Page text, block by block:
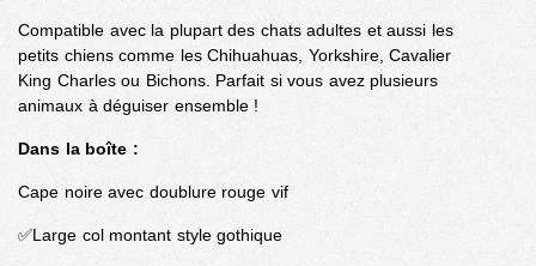
Compatible avec la plupart des chats adultes et aussi les
petits chiens comme les Chihuahuas, Yorkshire, Cavalier
King Charles ou Bichons. Parfait si vous avez plusieurs
animaux à déguiser ensemble !
Dans la boîte :
Cape noire avec doublure rouge vif
✅Large col montant style gothique